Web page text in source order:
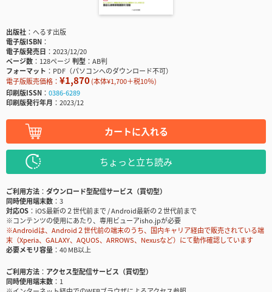
出版社
へるす出版
電子版ISBN
電子版発売日
2023/12/20
ページ数
128ページ判型
AB判
フォーマット
PDF（パソコンへのダウンロード不可）
電子版販売価格： ¥1,870(本体¥1,700＋税10％)
印刷版ISSN
0386-6289
印刷版発行年月
2023/12
カートに入れる
ちょっと立ち読み
ご利用方法
ダウンロード型配信サービス（買切型）
同時使用端末数
3
対応OS
iOS最新の２世代前まで / Android最新の２世代前まで
※コンテンツの使用にあたり、専用ビューアisho.jpが必要
※Androidは、Android２世代前の端末のうち、国内キャリア経由で販売されている端
末（Xperia、GALAXY、AQUOS、ARROWS、Nexusなど）にて動作確認しています
必要メモリ容量
40 MB以上
ご利用方法
アクセス型配信サービス（買切型）
同時使用端末数
1